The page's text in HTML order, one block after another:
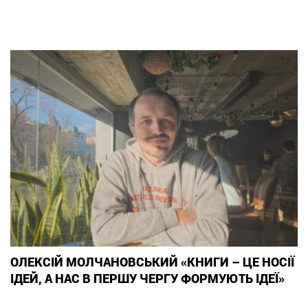
ОЛЕКСІЙ МОЛЧАНОВСЬКИЙ «КНИГИ – ЦЕ НОСІЇ
ІДЕЙ, А НАС В ПЕРШУ ЧЕРГУ ФОРМУЮТЬ ІДЕЇ»